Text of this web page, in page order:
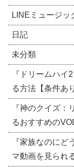
LINEミュージッ
日記
未分類
『ドリームハ
る方法【条件あ
『神のクイズ
るおすすめの
『家族なのに
マ動画を見られ